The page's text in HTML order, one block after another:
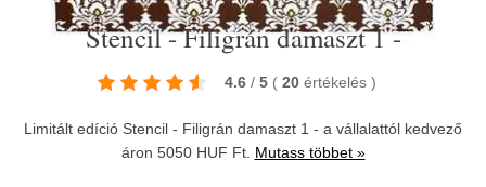
Stencil - Filigrán damaszt 1 -
4.6 / 5 ( 20 értékelés )
Limitált edíció Stencil - Filigrán damaszt 1 - a vállalattól kedvező
áron 5050 HUF Ft. Mutass többet »